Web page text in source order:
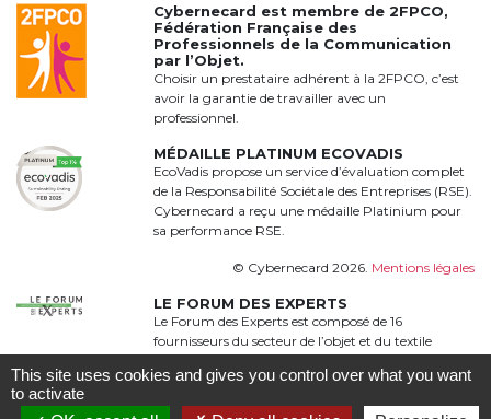
Cybernecard est membre de2FPCO,
Fédération Française des
Professionnels de la Communication
par l’Objet.
Choisir un prestataire adhérent à la 2FPCO, c’est
avoir la garantie de travailler avec un
professionnel.
MÉDAILLE PLATINUM ECOVADIS
EcoVadis propose un service d’évaluation complet
de la Responsabilité Sociétale des Entreprises (RSE).
Cybernecard a reçu une médaille Platinium pour
sa performance RSE.
© Cybernecard 2026. Mentions légales
LE FORUM DES EXPERTS
Le Forum des Experts est composé de 16
fournisseurs du secteur de l’objet et du textile
publicitaire qui proposent une offre complète,
qualitative et complémentaire à 360°
This site uses cookies and gives you control over what you want
to activate